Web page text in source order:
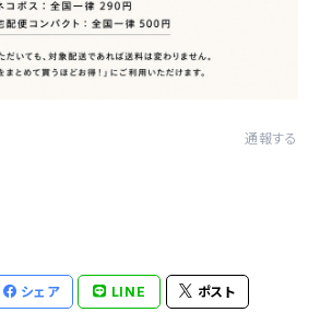
通報する
シェア LINE ポスト